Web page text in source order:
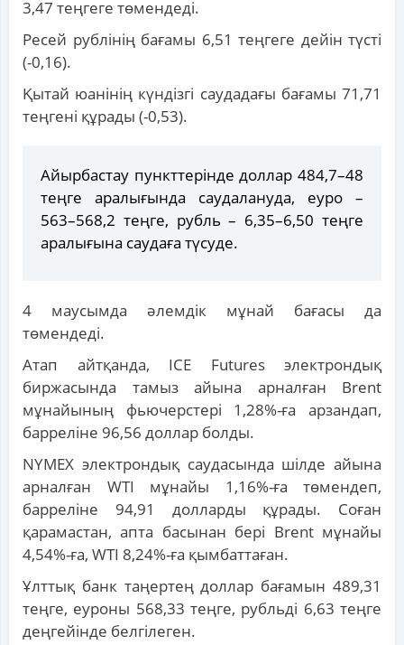
3,47 теңгеге төмендеді.
Ресей рублінің бағамы 6,51 теңгеге дейін түсті
(-0,16).
Қытай юанінің күндізгі саудадағы бағамы 71,71
теңгені құрады (-0,53).
Айырбастау пункттерінде доллар 484,7–48
теңге аралығында саудалануда, еуро –
563–568,2 теңге, рубль – 6,35–6,50 теңге
аралығына саудаға түсуде.
4 маусымда әлемдік мұнай бағасы да
төмендеді.
Атап айтқанда, ICE Futures электрондық
биржасында тамыз айына арналған Brent
мұнайының фьючерстері 1,28%-ға арзандап,
барреліне 96,56 доллар болды.
NYMEX электрондық саудасында шілде айына
арналған WTI мұнайы 1,16%-ға төмендеп,
барреліне 94,91 долларды құрады. Соған
қарамастан, апта басынан бері Brent мұнайы
4,54%-ға, WTI 8,24%-ға қымбаттаған.
Ұлттық банк таңертең доллар бағамын 489,31
теңге, еуроны 568,33 теңге, рубльді 6,63 теңге
деңгейінде белгілеген.